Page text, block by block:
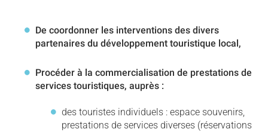
De coordonner les interventions des divers
partenaires du développement touristique local,
Procéder à la commercialisation de prestations de
services touristiques, auprès :
des touristes individuels : espace souvenirs,
prestations de services diverses (réservations